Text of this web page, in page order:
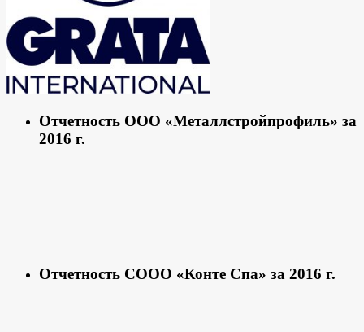
Отчетность ООО «Металлстройпрофиль» за
2016 г.
Отчетность СООО «Конте Спа» за 2016 г.